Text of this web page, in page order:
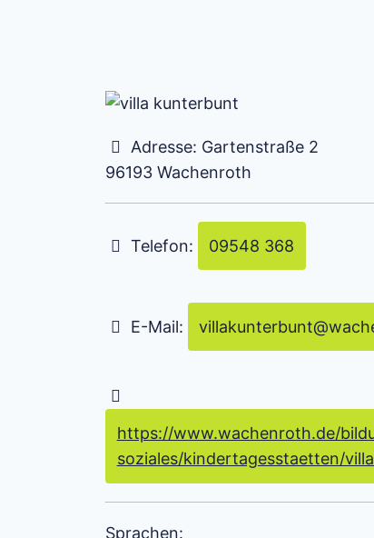
Adresse: Gartenstraße 2
96193 Wachenroth
Telefon: 09548 368
E-Mail: villakunterbunt@
https://www.wachenroth.de/
soziales/kindertagesstaetten/
Sprachen: